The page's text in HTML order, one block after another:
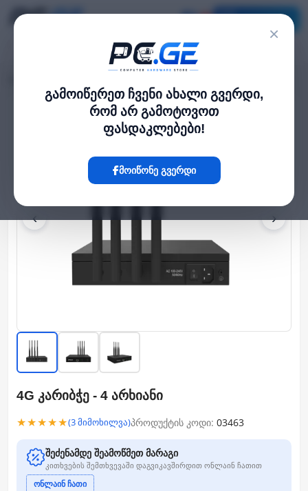
×
გამოიწერეთ ჩვენი ახალი გვერდი,
რომ არ გამოტოვოთ
ფასდაკლებები!
მოიწონე გვერდი
‹ ›
4G კარიბჭე - 4 არხიანი
★★★★★(3 მიმოხილვა)პროდუქტის კოდი: 03463
შეძენამდე შეამოწმეთ მარაგი
კითხვების შემთხვევაში დაგვიკავშირდით ონლაინ ჩათით
ონლაინ ჩათი